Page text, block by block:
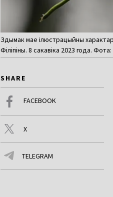
Здымак мае ілюстрацыйны
Філіпіны. 8 сакавіка 2023 года.
SHARE
FACEBOOK
X
TELEGRAM